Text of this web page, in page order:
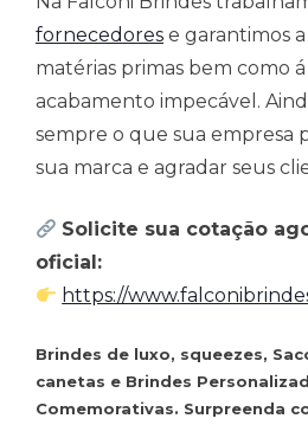
fornecedores e garantimos
matérias primas bem como
acabamento impecável.
sempre o que sua empresa
sua marca e agradar seus
Solicite sua cotação
oficial:
https://
Brindes de luxo, squeezes,
canetas e Brindes
Comemorativas. Surpreenda